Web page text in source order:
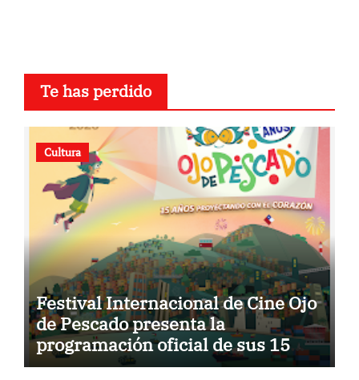
Te has perdido
Cultura
Festival Internacional de Cine Ojo
de Pescado presenta la
programación oficial de sus 15
años